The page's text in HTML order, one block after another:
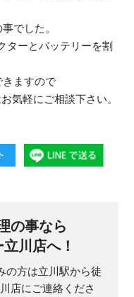
でした。
ターとバッテリーを割
きますので
気軽にご相談下さい。
の事なら
川店へ！
の方は立川駅から徒
店にご連絡くださ